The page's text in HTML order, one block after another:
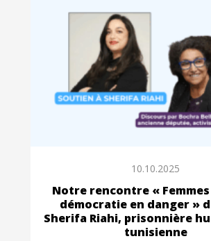
10.10.2025
Notre rencontre «
démocratie en danger »
Sherifa Riahi, prisonnière
tunisienne